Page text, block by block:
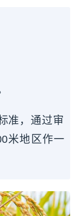
准，通过审
米地区作一